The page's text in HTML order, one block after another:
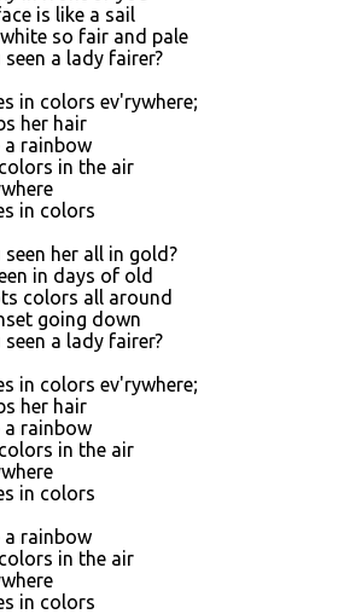
is like a sail
so fair and pale
seen a lady fairer?
in colors ev'rywhere;
her hair
a rainbow
in the air
in colors
seen her all in gold?
in days of old
colors all around
going down
seen a lady fairer?
in colors ev'rywhere;
her hair
a rainbow
in the air
in colors
a rainbow
in the air
in colors